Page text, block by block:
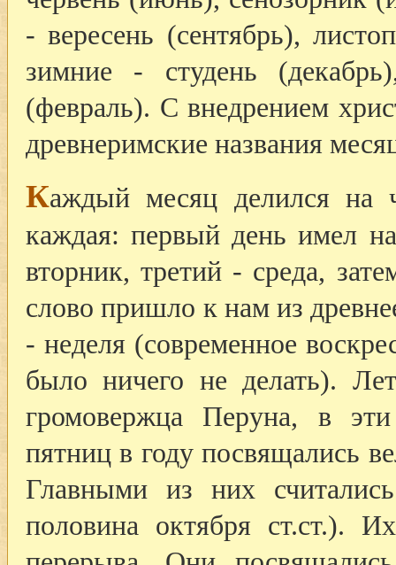
- вересень (сентябрь),
зимние - студень
(февраль). С внедрением
древнеримские названия
Каждый месяц делился на
каждая: первый день имел
вторник, третий - среда,
слово пришло к нам из
- неделя (современное
было ничего не делать).
громовержца Перуна, в
пятниц в году посвящались
Главными из них
половина октября ст.ст.).